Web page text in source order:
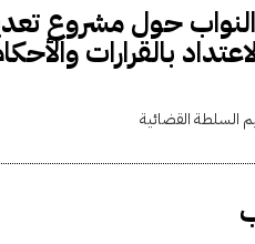
حول مشروع
بالقرارات
السلطة القضائية